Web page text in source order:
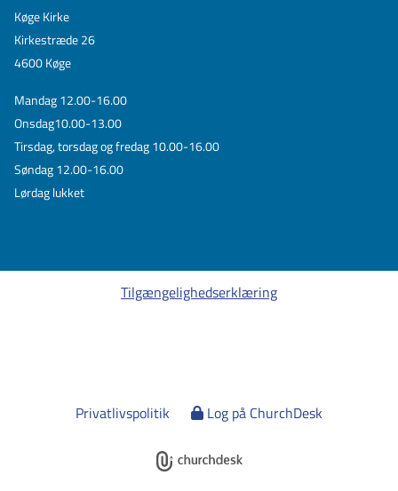
Køge Kirke
Kirkestræde 26
4600 Køge
Mandag 12.00-16.00
Onsdag10.00-13.00
Tirsdag, torsdag og fredag 10.00-16.00
Søndag 12.00-16.00
Lørdag lukket
Tilgængelighedserklæring
Privatlivspolitik Log på ChurchDesk